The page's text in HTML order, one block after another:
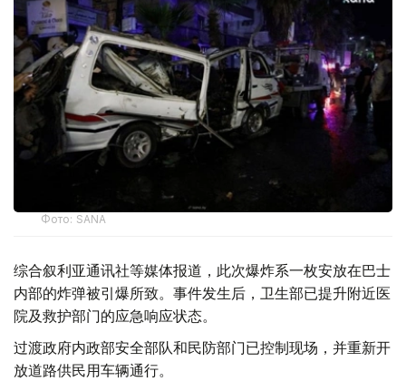
Фото: SANA
综合叙利亚通讯社等媒体报道，此次爆炸系一枚安放在巴士
内部的炸弹被引爆所致。事件发生后，卫生部已提升附近医
院及救护部门的应急响应状态。
过渡政府内政部安全部队和民防部门已控制现场，并重新开
放道路供民用车辆通行。